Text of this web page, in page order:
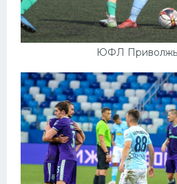
ЮФЛ